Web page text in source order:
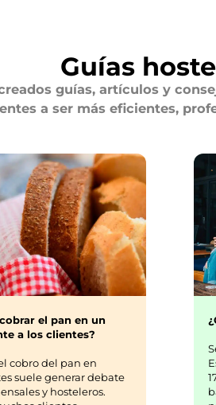
Guías
guías, artículos y
a ser más eficientes,
el pan en un
a los clientes?
cobro del pan en
suele generar debate
y hosteleros.